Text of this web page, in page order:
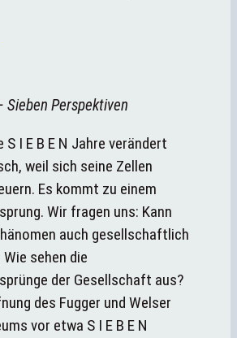
Sieben Perspektiven
S I E B E N Jahre verändert
weil sich seine Zellen
Es kommt zu einem
Wir fragen uns: Kann
auch gesellschaftlich
sehen die
der Gesellschaft aus?
des Fugger und Welser
vor etwa S I E B E N